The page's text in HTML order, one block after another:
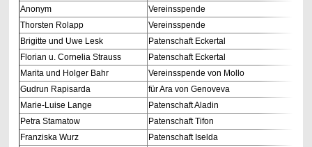
Anonym
Vereinsspende
Thorsten Rolapp
Vereinsspende
Brigitte und Uwe Lesk
Patenschaft Eckertal
Florian u. Cornelia Strauss
Patenschaft Eckertal
Marita und Holger Bahr
Vereinsspende von Mollo
Gudrun Rapisarda
für Ara von Genoveva
Marie-Luise Lange
Patenschaft Aladin
Petra Stamatow
Patenschaft Tifon
Franziska Wurz
Patenschaft Iselda